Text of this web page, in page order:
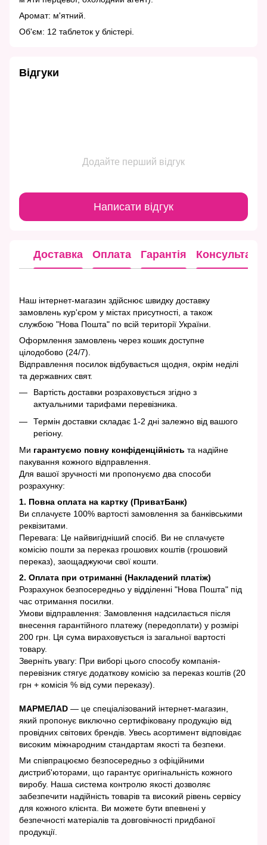
Аромат: м'ятний.
Об'єм: 12 таблеток у блістері.
Відгуки
Додайте перший відгук
Написати відгук
Доставка Оплата Гарантія Консультація
Наш інтернет-магазин здійснює швидку доставку
замовлень кур'єром у містах присутності, а також
службою "Нова Пошта" по всій території України.
Оформлення замовлень через кошик доступне
цілодобово (24/7).
Відправлення посилок відбувається щодня, окрім неділі
та державних свят.
Вартість доставки розраховується згідно з
актуальними тарифами перевізника.
Термін доставки складає 1-2 дні залежно від вашого
регіону.
Ми гарантуємо повну конфіденційність та надійне
пакування кожного відправлення.
Для вашої зручності ми пропонуємо два способи
розрахунку:
1. Повна оплата на картку (ПриватБанк)
Ви сплачуєте 100% вартості замовлення за банківськими
реквізитами.
Перевага: Це найвигідніший спосіб. Ви не сплачуєте
комісію пошти за переказ грошових коштів (грошовий
переказ), заощаджуючи свої кошти.
2. Оплата при отриманні (Накладений платіж)
Розрахунок безпосередньо у відділенні "Нова Пошта" під
час отримання посилки.
Умови відправлення: Замовлення надсилається після
внесення гарантійного платежу (передоплати) у розмірі
200 грн. Ця сума вираховується із загальної вартості
товару.
Зверніть увагу: При виборі цього способу компанія-
перевізник стягує додаткову комісію за переказ коштів (20
грн + комісія % від суми переказу).
МАРМЕЛАD — це спеціалізований інтернет-магазин,
який пропонує виключно сертифіковану продукцію від
провідних світових брендів. Увесь асортимент відповідає
високим міжнародним стандартам якості та безпеки.
Ми співпрацюємо безпосередньо з офіційними
дистриб'юторами, що гарантує оригінальність кожного
виробу. Наша система контролю якості дозволяє
забезпечити надійність товарів та високий рівень сервісу
для кожного клієнта. Ви можете бути впевнені у
безпечності матеріалів та довговічності придбаної
продукції.